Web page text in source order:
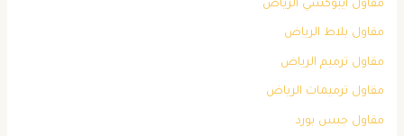
مقاول ايبوكسي الرياض
مقاول بلاط الرياض
مقاول ترميم الرياض
مقاول ترميمات الرياض
مقاول جبس بورد